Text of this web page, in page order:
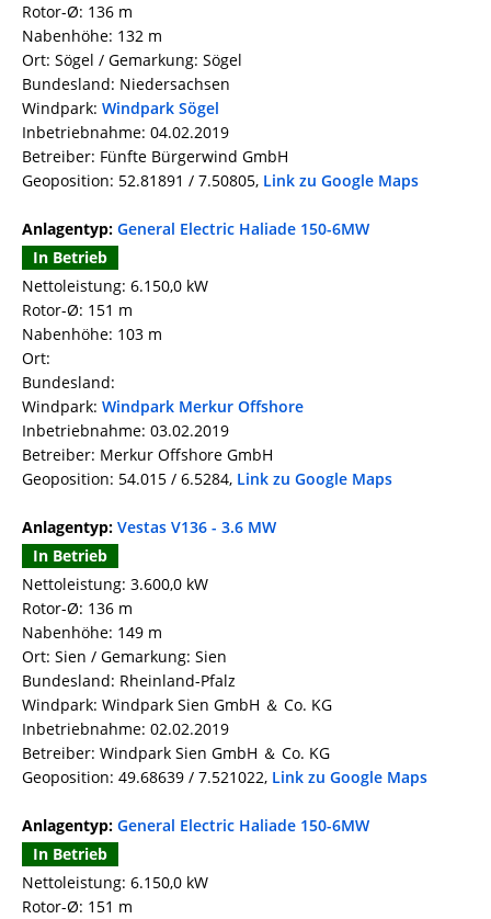
Rotor-Ø: 136 m
Nabenhöhe: 132 m
Ort: Sögel / Gemarkung: Sögel
Bundesland: Niedersachsen
Windpark: Windpark Sögel
Inbetriebnahme: 04.02.2019
Betreiber: Fünfte Bürgerwind GmbH
Geoposition: 52.81891 / 7.50805, Link zu Google Maps
Anlagentyp: General Electric Haliade 150-6MW
In Betrieb
Nettoleistung: 6.150,0 kW
Rotor-Ø: 151 m
Nabenhöhe: 103 m
Ort:
Bundesland:
Windpark: Windpark Merkur Offshore
Inbetriebnahme: 03.02.2019
Betreiber: Merkur Offshore GmbH
Geoposition: 54.015 / 6.5284, Link zu Google Maps
Anlagentyp: Vestas V136 - 3.6 MW
In Betrieb
Nettoleistung: 3.600,0 kW
Rotor-Ø: 136 m
Nabenhöhe: 149 m
Ort: Sien / Gemarkung: Sien
Bundesland: Rheinland-Pfalz
Windpark: Windpark Sien GmbH ＆ Co. KG
Inbetriebnahme: 02.02.2019
Betreiber: Windpark Sien GmbH ＆ Co. KG
Geoposition: 49.68639 / 7.521022, Link zu Google Maps
Anlagentyp: General Electric Haliade 150-6MW
In Betrieb
Nettoleistung: 6.150,0 kW
Rotor-Ø: 151 m